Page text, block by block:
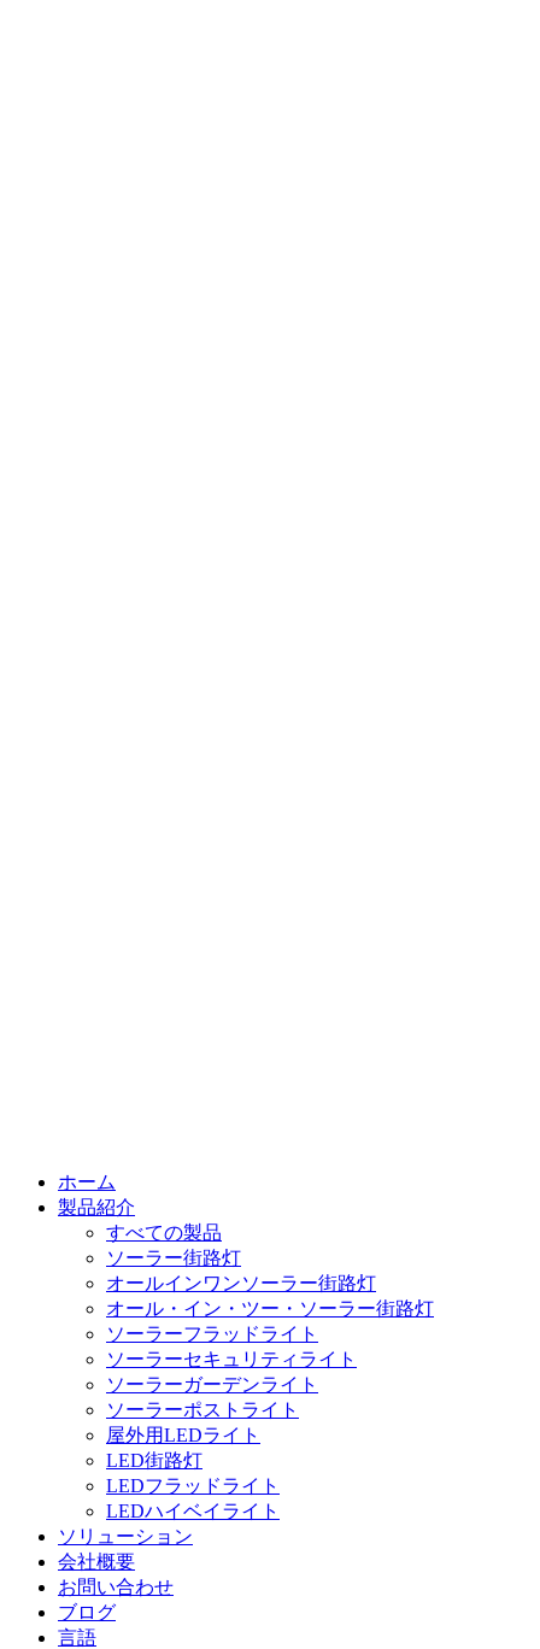
ホーム
製品紹介
すべての製品
ソーラー街路灯
オールインワンソーラー街路灯
オール・イン・ツー・ソーラー街路灯
ソーラーフラッドライト
ソーラーセキュリティライト
ソーラーガーデンライト
ソーラーポストライト
屋外用LEDライト
LED街路灯
LEDフラッドライト
LEDハイベイライト
ソリューション
会社概要
お問い合わせ
ブログ
言語